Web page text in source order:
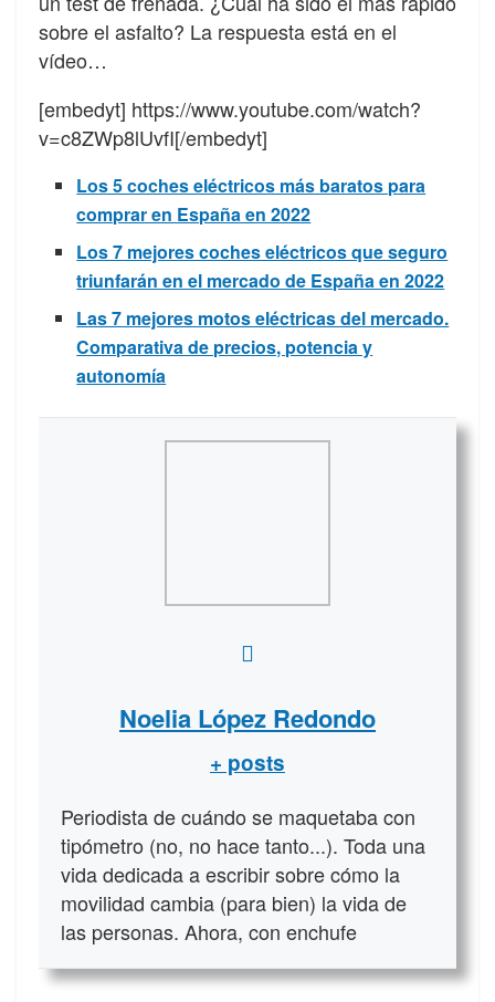
sobre el asfalto? La respuesta está en el
vídeo…
[embedyt] https://www.youtube.com/watch?
v=c8ZWp8lUvfI[/embedyt]
Los 5 coches eléctricos más baratos para
comprar en España en 2022
Los 7 mejores coches eléctricos que seguro
triunfarán en el mercado de España en 2022
Las 7 mejores motos eléctricas del mercado.
Comparativa de precios, potencia y
autonomía
Noelia López Redondo
+ posts
Periodista de cuándo se maquetaba con
tipómetro (no, no hace tanto...). Toda una
vida dedicada a escribir sobre cómo la
movilidad cambia (para bien) la vida de
las personas. Ahora, con enchufe